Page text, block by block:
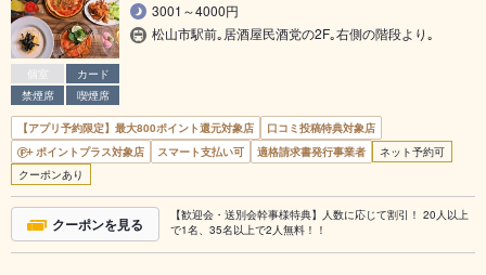
個室
カード
禁煙席
喫煙席
3001～4000円
松山市駅前｡居酒屋民酒党の2F｡右側の階段より｡
【アプリ予約限定】最大800ポイント還元対象店
口コミ投稿特典対象店
ポイントプラス対象店
スマート支払い可 適格請求書発行事業者
ネット予約可
クーポンあり
クーポンを見る
【歓迎会・送別会幹事様特典】人数に応じて割引！ 20人以上
で1名、35名以上で2人無料！！